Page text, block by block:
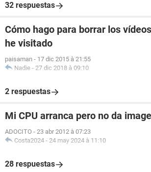
32 respuestas
Cómo hago para borrar los
he visitado
paisaman - 17 dic 2015 à 21:55
Nadie - 27 dic 2018 à 09:10
2 respuestas
Mi CPU arranca pero no da
ADOCITO - 23 abr 2012 à 07:23
Costa2024 - 24 may 2024 à 11:10
28 respuestas